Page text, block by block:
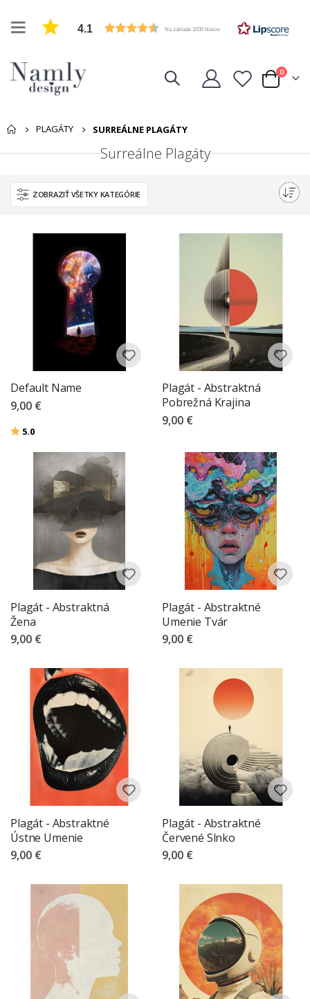
4.1 Na základe 1030 hlasov
Cart
0položky
PLAGÁTY SURREÁLNE PLAGÁTY
Surreálne Plagáty
ZOBRAZIŤ VŠETKY KATEGÓRIE
Default Name
9,00 €
Hodnotenie:
5.0
Plagát - Abstraktná
Pobrežná Krajina
9,00 €
Plagát - Abstraktná
Žena
9,00 €
Plagát - Abstraktné
Umenie Tvár
9,00 €
Plagát - Abstraktné
Ústne Umenie
9,00 €
Plagát - Abstraktné
Červené Slnko
9,00 €